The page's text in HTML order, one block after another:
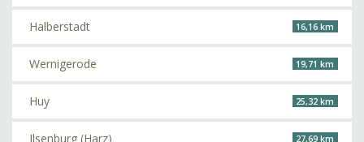
Halberstadt 16,16 km
Wernigerode 19,71 km
Huy 25,32 km
Ilsenburg (Harz) 27,69 km